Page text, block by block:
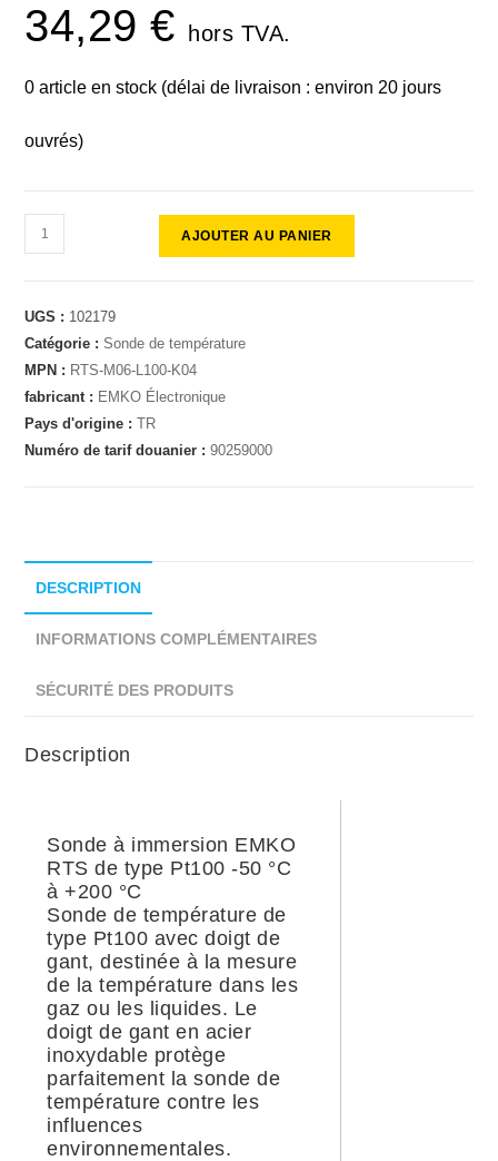
34,29€ hors TVA.
0 article en stock (délai de livraison : environ 20 jours
ouvrés)
AJOUTER AU PANIER
UGS : 102179
Catégorie :Sonde de température
MPN : RTS-M06-L100-K04
fabricant : EMKO Électronique
Pays d'origine :TR
Numéro de tarif douanier :90259000
DESCRIPTION
INFORMATIONS COMPLÉMENTAIRES
SÉCURITÉ DES PRODUITS
Description
Sonde à immersion EMKO
RTS de type Pt100 -50 °C
à +200 °C
Sonde de température de
type Pt100 avec doigt de
gant, destinée à la mesure
de la température dans les
gaz ou les liquides. Le
doigt de gant en acier
inoxydable protège
parfaitement la sonde de
température contre les
influences
environnementales.